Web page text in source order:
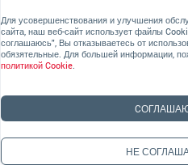
Для усовершенствования и улучшения
сайта, наш веб-сайт использует файлы
соглашаюсь", Вы отказываетесь от
обязятельные. Для большей информации,
политикой Cookie.
НЕ